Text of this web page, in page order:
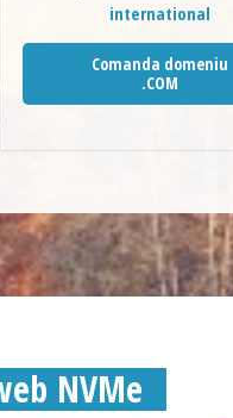
international
Comanda domeniu
.COM
NVMe